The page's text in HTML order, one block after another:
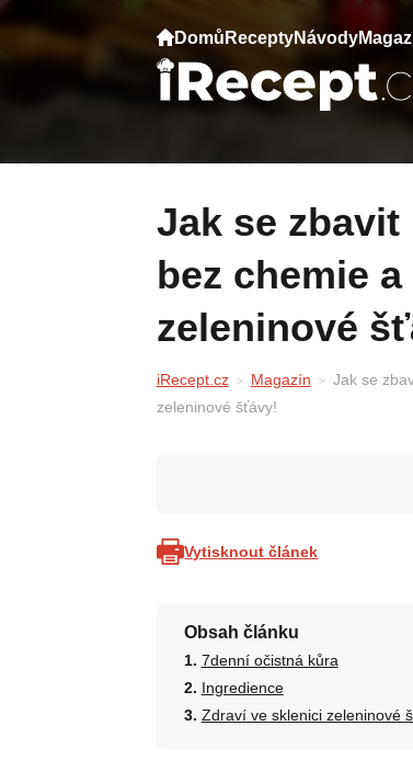
Domů ReceptyNávody
Jak se zbavit nadýmání a špatného trávení
bez chemie
zeleninové
iRecept.cz Magazín
Jak se
zeleninové šťávy!
Vytisknout článek
Obsah článku
7denní očistná kůra
Ingredience
Zdraví ve sklenici zeleninové